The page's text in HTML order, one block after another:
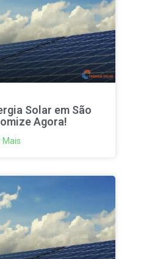
Solar em São
Agora!
Mais